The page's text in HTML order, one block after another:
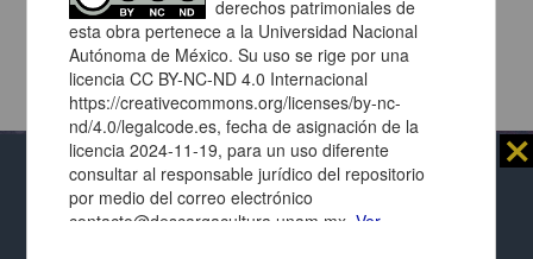
Al usar este repositorio estás aceptando sus
términos y condiciones de uso, y te obligas a
⨯
derechos patrimoniales de
esta obra pertenece a la Universidad Nacional
Autónoma de México. Su uso se rige por una
licencia CC BY-NC-ND 4.0 Internacional
https://creativecommons.org/licenses/by-nc-
nd/4.0/legalcode.es, fecha de asignación de la
licencia 2024-11-19, para un uso diferente
consultar al responsable jurídico del repositorio
por medio del correo electrónico
contacto@descargacultura.unam.mx.Ver